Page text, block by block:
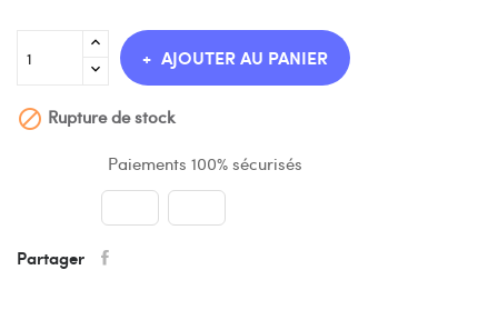
AJOUTER AU PANIER
 Rupture de stock
Paiements 100% sécurisés
Partager